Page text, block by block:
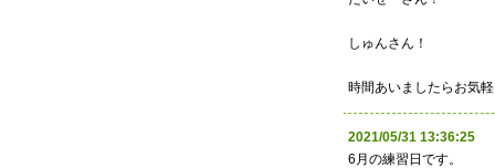
しゅんさん！
時間あいましたらお気
2021/05/31 13:36:25
6月の練習日です。